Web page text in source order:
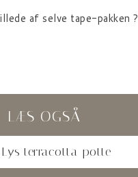
af selve tape-pakken ?
LÆS OGSÅ
Lys terracotta-potte